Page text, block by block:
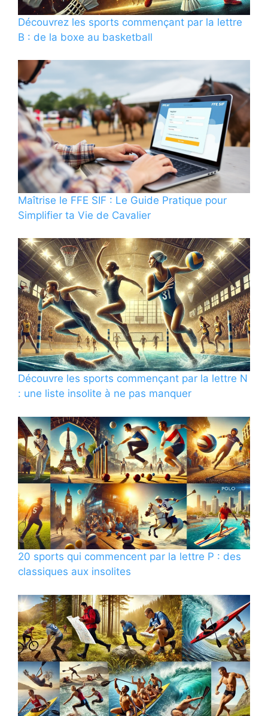
Découvrez les sports commençant par la lettre
B : de la boxe au basketball
Maîtrise le FFE SIF : Le Guide Pratique pour
Simplifier ta Vie de Cavalier
Découvre les sports commençant par la lettre N
: une liste insolite à ne pas manquer
20 sports qui commencent par la lettre P : des
classiques aux insolites